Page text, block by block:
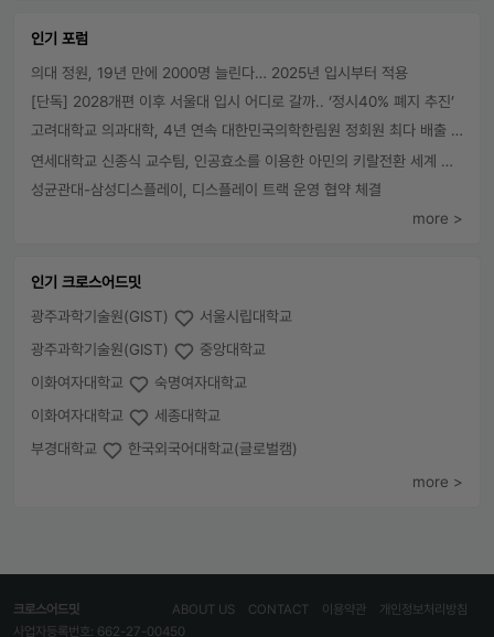
인기 포럼
의대 정원, 19년 만에 2000명 늘린다… 2025년 입시부터 적용
[단독] 2028개편 이후 서울대 입시 어디로 갈까.. ‘정시40% 폐지 추진’
고려대학교 의과대학, 4년 연속 대한민국의학한림원 정회원 최다 배출 外
연세대학교 신종식 교수팀, 인공효소를 이용한 아민의 키랄전환 세계 최초로 성공
성균관대-삼성디스플레이, 디스플레이 트랙 운영 협약 체결
more >
인기 크로스어드밋
광주과학기술원(GIST)
서울시립대학교
광주과학기술원(GIST)
중앙대학교
이화여자대학교
숙명여자대학교
이화여자대학교
세종대학교
부경대학교
한국외국어대학교(글로벌캠)
more >
크로스어드밋 개인정보처리방침
이용약관
CONTACT
ABOUT US
사업자등록번호: 662-27-00450